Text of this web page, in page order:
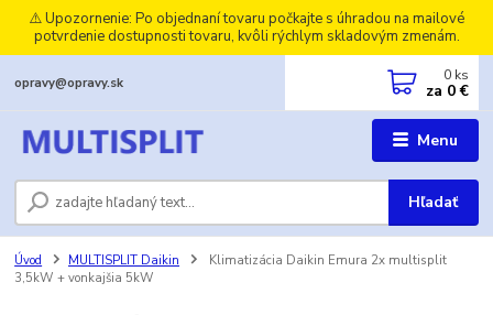
⚠️ Upozornenie: Po objednaní tovaru počkajte s úhradou na mailové
potvrdenie dostupnosti tovaru, kvôli rýchlym skladovým zmenám.
Menu
Hľadať
opravy@opravy.sk 0 ks
za 0 €
Úvod MULTISPLIT Daikin
Klimatizácia Daikin Emura 2x multisplit
3,5kW + vonkajšia 5kW